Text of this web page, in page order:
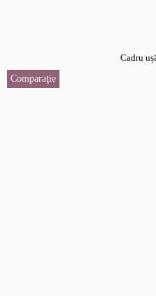
Cadru
Comparaţie